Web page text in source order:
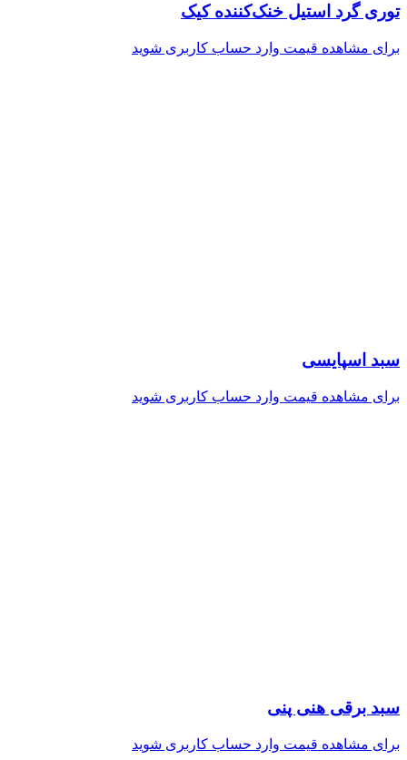
توری گرد استیل خنک‌کننده کیک
برای مشاهده قیمت وارد حساب کاربری شوید
سبد اسپایسی
برای مشاهده قیمت وارد حساب کاربری شوید
سبد برقی هنی پنی
برای مشاهده قیمت وارد حساب کاربری شوید